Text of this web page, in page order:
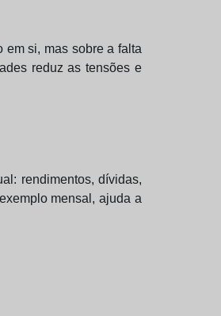
em si, mas sobre a falta
reduz as tensões e
rendimentos, dívidas,
mensal, ajuda a